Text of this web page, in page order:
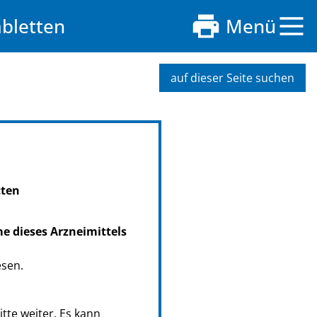
Menü
auf dieser Seite suchen
dieses Arzneimittels
weiter. Es kann